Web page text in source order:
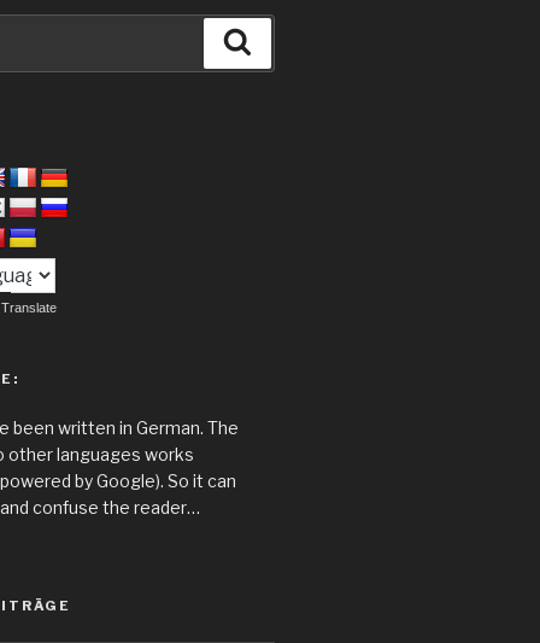
Translate
been written in German. The
other languages works
by Google). So it can
confuse the reader…